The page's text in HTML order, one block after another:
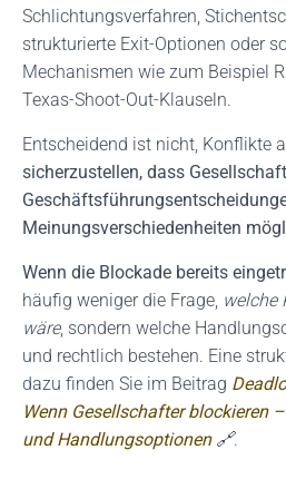
Schlichtungsverfahren,
strukturierte Exit-Optionen oder
Mechanismen wie zum Beispiel
Texas-Shoot-Out-Klauseln.
Entscheidend ist nicht, Konflikte
sicherzustellen, dass
Meinungsverschiedenheiten
Wenn die Blockade bereits
häufig weniger die Frage, welche
wäre, sondern welche
und rechtlich bestehen. Eine
dazu finden Sie im Beitrag
Wenn Gesellschafter blockieren
und Handlungsoptionen🔗.